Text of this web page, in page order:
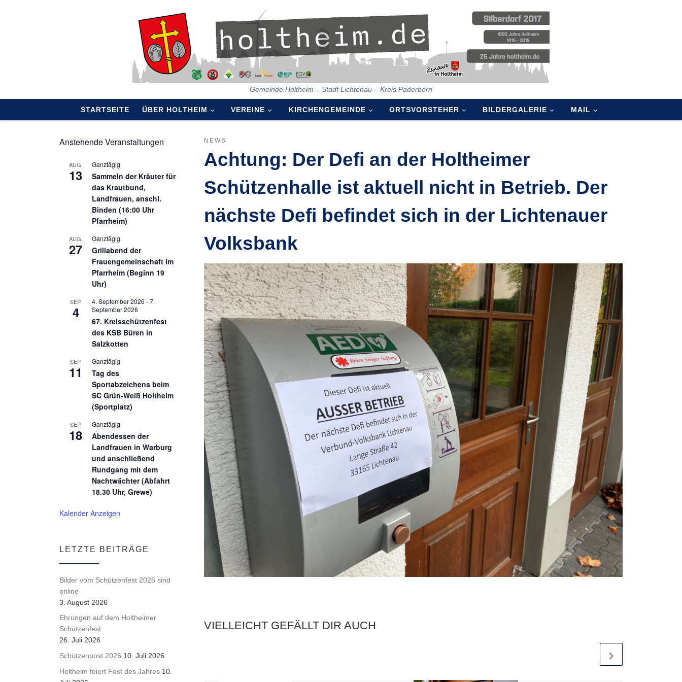
Gemeinde Holtheim – Stadt Lichtenau – Kreis Paderborn
STARTSEITE ÜBER HOLTHEIM VEREINE KIRCHENGEMEINDE ORTSVORSTEHER BILDERGALERIE MAIL
NEWS
Achtung: Der Defi an der Holtheimer
Schützenhalle ist aktuell nicht in Betrieb. Der
nächste Defi befindet sich in der Lichtenauer
Volksbank
VIELLEICHT GEFÄLLT DIR AUCH
Anstehende Veranstaltungen
AUG.
13
Ganztägig
Sammeln der Kräuter für
das Krautbund,
Landfrauen, anschl.
Binden (16:00 Uhr
Pfarrheim)
AUG.
27
Ganztägig
Grillabend der
Frauengemeinschaft im
Pfarrheim (Beginn 19
Uhr)
SEP.
4
4. September 2026 -7.
September 2026
67. Kreisschützenfest
des KSB Büren in
Salzkotten
SEP.
11
Ganztägig
Tag des
Sportabzeichens beim
SC Grün-Weiß Holtheim
(Sportplatz)
SEP.
18
Ganztägig
Abendessen der
Landfrauen in Warburg
und anschließend
Rundgang mit dem
Nachtwächter (Abfahrt
18.30 Uhr, Grewe)
Kalender Anzeigen
LETZTE BEITRÄGE
Bilder vom Schützenfest 2026 sind
online
3. August 2026
Ehrungen auf dem Holtheimer
Schützenfest
26. Juli 2026
Schützenpost 2026 10. Juli 2026
Holtheim feiert Fest des Jahres 10.